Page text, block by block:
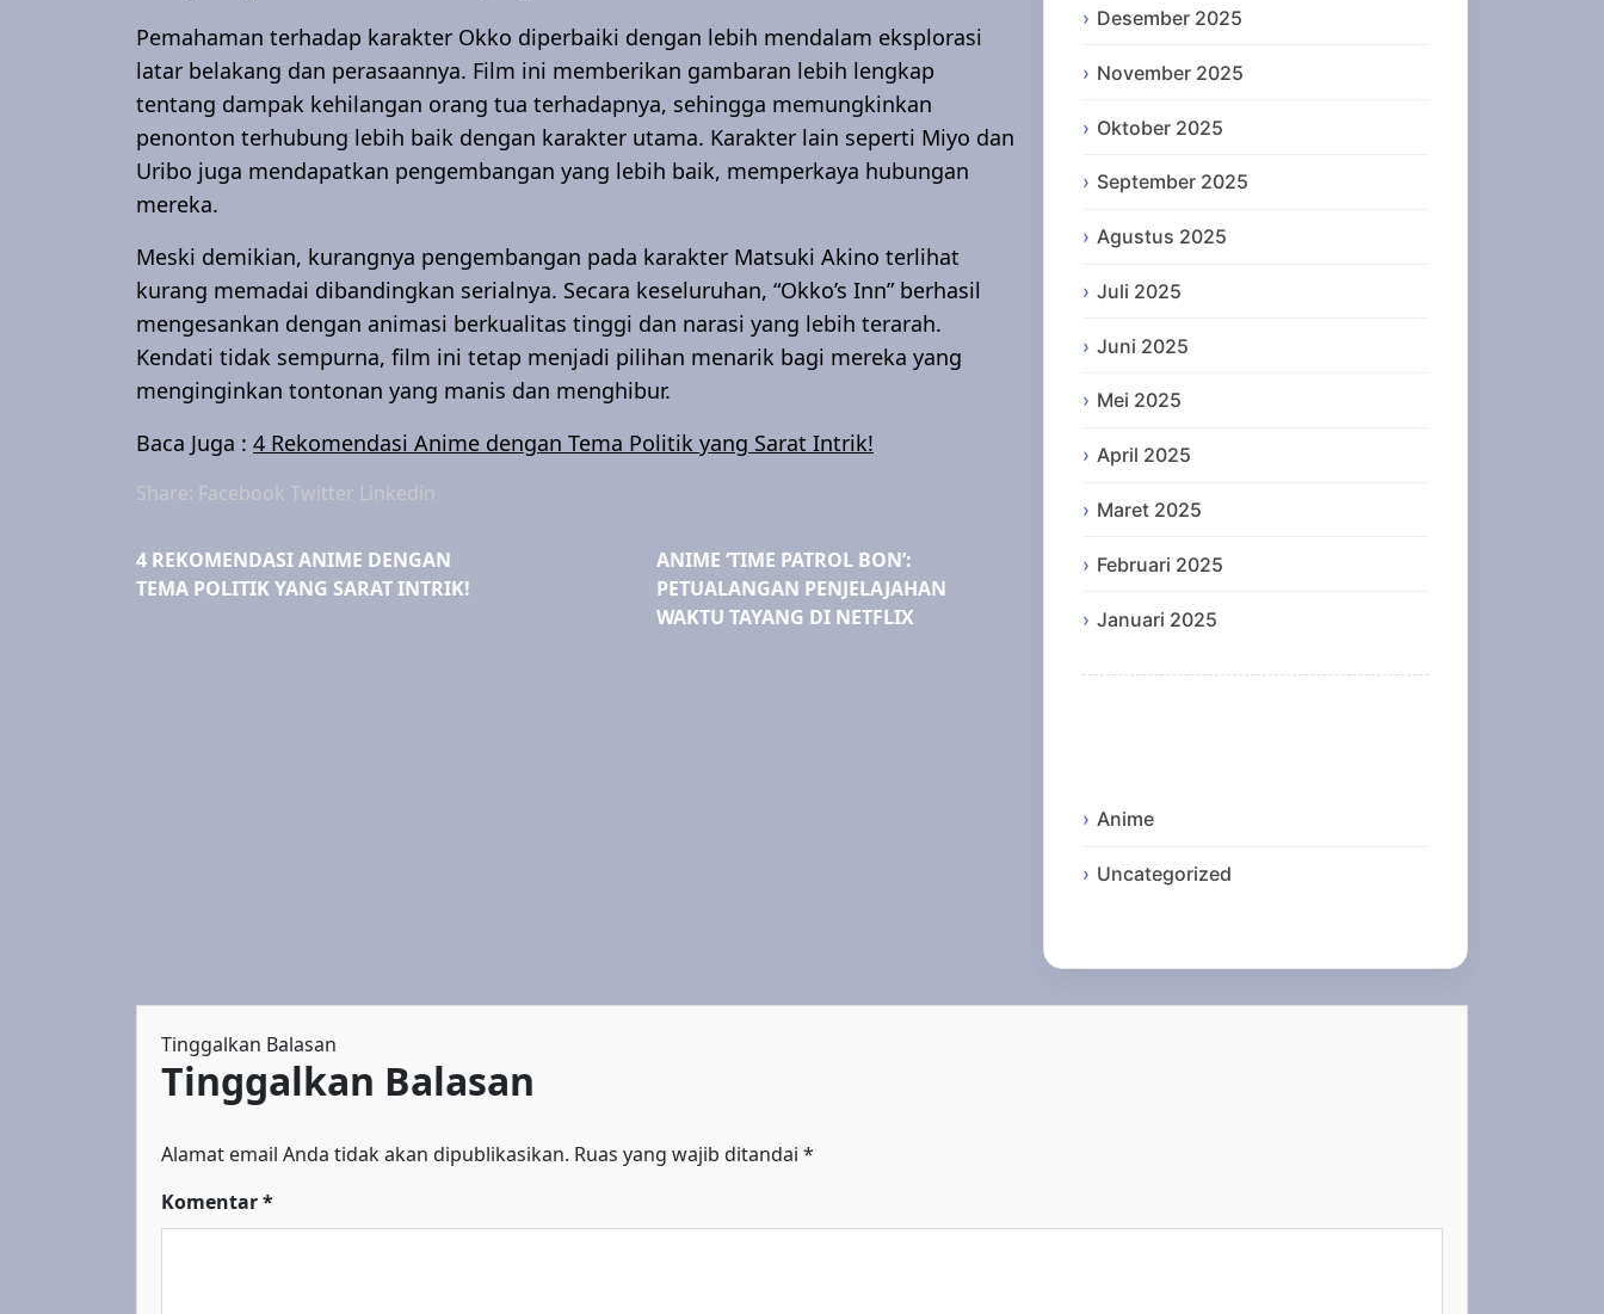
Pemahaman terhadap karakter Okko diperbaiki dengan lebih mendalam eksplorasi
latar belakang dan perasaannya. Film ini memberikan gambaran lebih lengkap
tentang dampak kehilangan orang tua terhadapnya, sehingga memungkinkan
penonton terhubung lebih baik dengan karakter utama. Karakter lain seperti Miyo dan
Uribo juga mendapatkan pengembangan yang lebih baik, memperkaya hubungan
mereka.
Meski demikian, kurangnya pengembangan pada karakter Matsuki Akino terlihat
kurang memadai dibandingkan serialnya. Secara keseluruhan, “Okko’s Inn” berhasil
mengesankan dengan animasi berkualitas tinggi dan narasi yang lebih terarah.
Kendati tidak sempurna, film ini tetap menjadi pilihan menarik bagi mereka yang
menginginkan tontonan yang manis dan menghibur.
Baca Juga : 4 Rekomendasi Anime dengan Tema Politik yang Sarat Intrik!
Share: Facebook Twitter Linkedin
4 REKOMENDASI ANIME DENGAN
TEMA POLITIK YANG SARAT INTRIK!
ANIME ‘TIME PATROL BON’:
PETUALANGAN PENJELAJAHAN
WAKTU TAYANG DI NETFLIX
Desember 2025
November 2025
Oktober 2025
September 2025
Agustus 2025
Juli 2025
Juni 2025
Mei 2025
April 2025
Maret 2025
Februari 2025
Januari 2025
Anime
Uncategorized
Tinggalkan Balasan
Tinggalkan Balasan
Alamat email Anda tidak akan dipublikasikan. Ruas yang wajib ditandai *
Komentar*